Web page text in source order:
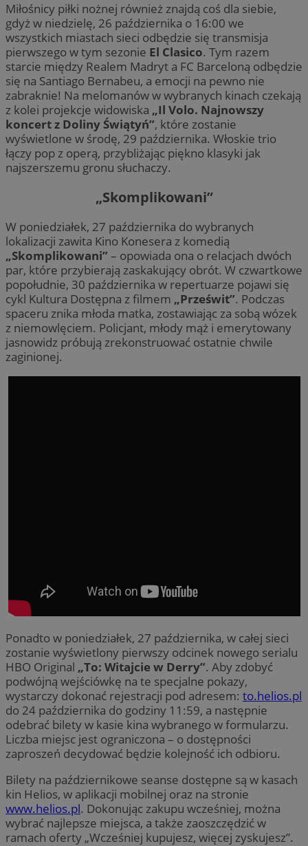
Miłośnicy piłki nożnej również znajdą coś dla siebie,
gdyż w niedzielę, 26 października o 16:00 we
wszystkich miastach sieci odbędzie się transmisja
pierwszego w tym sezonie El Clasico. Tym razem
starcie między Realem Madryt a FC Barceloną odbędzie
się na Santiago Bernabeu, a emocji na pewno nie
zabraknie! Na melomanów w wybranych kinach czekają
z kolei projekcje widowiska „Il Volo. Najnowszy
koncert z Doliny Świątyń”, które zostanie
wyświetlone w środę, 29 października. Włoskie trio
łączy pop z operą, przybliżając piękno klasyki jak
najszerszemu gronu słuchaczy.
„Skomplikowani”
W poniedziałek, 27 października do wybranych
lokalizacji zawita Kino Konesera z komedią
„Skomplikowani” – opowiada ona o relacjach dwóch
par, które przybierają zaskakujący obrót. W czwartkowe
popołudnie, 30 października w repertuarze pojawi się
cykl Kultura Dostępna z filmem „Prześwit”. Podczas
spaceru znika młoda matka, zostawiając za sobą wózek
z niemowlęciem. Policjant, młody mąż i emerytowany
jasnowidz próbują zrekonstruować ostatnie chwile
zaginionej.
Ponadto w poniedziałek, 27 października, w całej sieci
zostanie wyświetlony pierwszy odcinek nowego serialu
HBO Original „To: Witajcie w Derry”. Aby zdobyć
podwójną wejściówkę na te specjalne pokazy,
wystarczy dokonać rejestracji pod adresem: to.helios.pl
do 24 października do godziny 11:59, a następnie
odebrać bilety w kasie kina wybranego w formularzu.
Liczba miejsc jest ograniczona – o dostępności
zaproszeń decydować będzie kolejność ich odbioru.
Bilety na październikowe seanse dostępne są w kasach
kin Helios, w aplikacji mobilnej oraz na stronie
www.helios.pl. Dokonując zakupu wcześniej, można
wybrać najlepsze miejsca, a także zaoszczędzić w
ramach oferty „Wcześniej kupujesz, więcej zyskujesz”.